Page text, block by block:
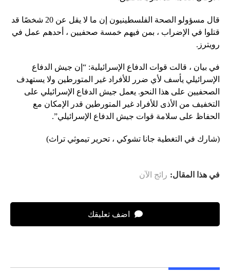
قال مسؤولو الصحة الفلسطينيون إن ما لا يقل عن 20 شخصًا قد
قتلوا في الإضراب ، بمن فيهم خمسة صحفيين ، أحدهم عمل في
رويترز.
في بيان ، قالت قوات الدفاع الإسرائيلية: “إن جيش الدفاع
الإسرائيلي يأسف لأي ضرر للأفراد غير المتورطين ولا يستهدف
الصحفيين على هذا النحو. يعمل جيش الدفاع الإسرائيلي على
التخفيف من الأذى للأفراد غير المتورطين قدر الإمكان مع
الحفاظ على سلامة قوات جيش الدفاع الإسرائيلي”.
(شارك في التغطية جانا تشوكي ، تحرير تيموثي تراث)
في هذا المقال: رائج الآن
اضف تعليقك